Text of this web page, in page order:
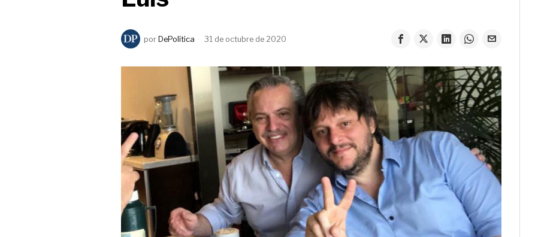
por DePolítica 31 de octubre de 2020